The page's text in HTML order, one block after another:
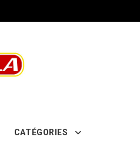
CATÉGORIES